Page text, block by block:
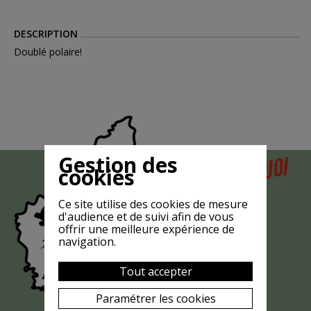
DESCRIPTION
Doublé polaire!
MAIS POURQUOI
LA CHÈVRE
EST-ELLE
MASQUÉE
Gestion des
cookies
Ce site utilise des cookies de mesure
d'audience et de suivi afin de vous
offrir une meilleure expérience de
navigation.
Tout accepter
Paramétrer les cookies